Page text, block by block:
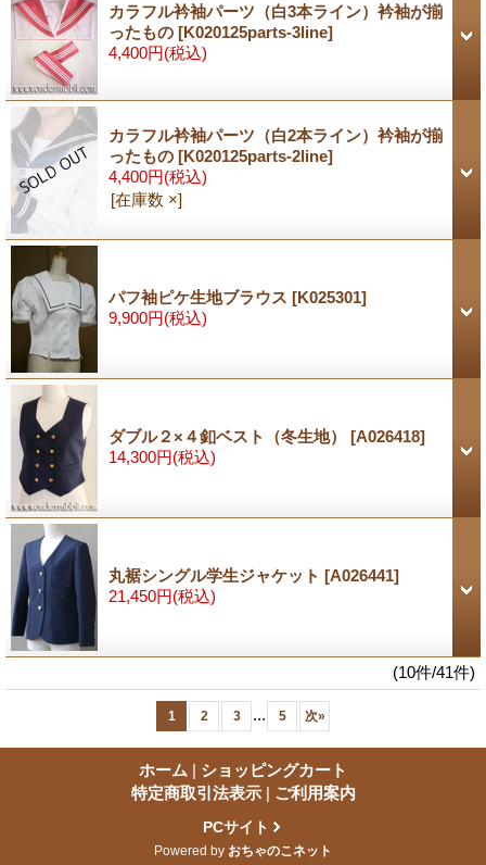
カラフル衿袖パーツ（白3本ライン）衿袖が揃
ったもの [K020125parts-3line]
4,400円(税込)
カラフル衿袖パーツ（白2本ライン）衿袖が揃
ったもの [K020125parts-2line]
4,400円(税込)
[在庫数 ×]
パフ袖ピケ生地ブラウス [K025301]
9,900円(税込)
ダブル２×４釦ベスト（冬生地） [A026418]
14,300円(税込)
丸裾シングル学生ジャケット [A026441]
21,450円(税込)
(10件/41件)
1 2 3 ... 5 次»
ホーム | ショッピングカート
特定商取引法表示 | ご利用案内
PCサイト
Powered by おちゃのこネット